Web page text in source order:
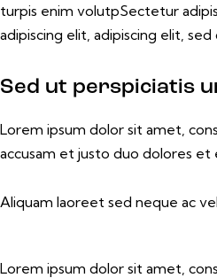
turpis enim volutpSectetur
adipiscing elit, adipiscing elit, sed
Sed ut perspiciatis
Lorem ipsum dolor sit amet,
accusam et justo duo dolores et
Aliquam laoreet sed neque ac
Lorem ipsum dolor sit amet,